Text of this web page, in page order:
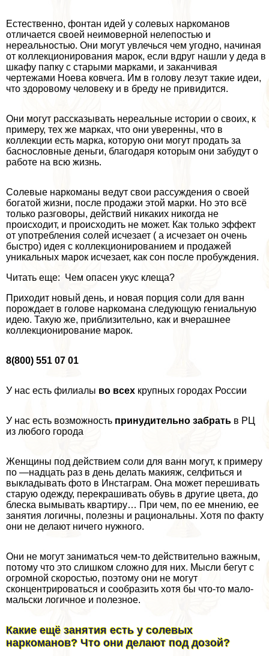
Естественно, фонтан идей у солевых наркоманов
отличается своей неимоверной нелепостью и
нереальностью. Они могут увлечься чем угодно, начиная
от коллекционирования марок, если вдруг нашли у деда в
шкафу папку с старыми марками, и заканчивая
чертежами Ноева ковчега. Им в голову лезут такие идеи,
что здоровому человеку и в бреду не привидится.
Они могут рассказывать нереальные истории о своих, к
примеру, тех же марках, что они уверенны, что в
коллекции есть марка, которую они могут продать за
баснословные деньги, благодаря которым они забудут о
работе на всю жизнь.
Солевые наркоманы ведут свои рассуждения о своей
богатой жизни, после продажи этой марки. Но это всё
только разговоры, действий никаких никогда не
происходит, и происходить не может. Как только эффект
от употрeбления солей исчезает ( а исчезает он очень
быстро) идея с коллекционированием и продажей
уникальных марок исчезает, как сон после пробуждения.
Читать еще: Чем опасен укус клеща?
Приходит новый день, и новая порция соли для ванн
порождает в голове наркомана следующую гениальную
идею. Такую же, приблизительно, как и вчерашнее
коллекционирование марок.
8(800) 551 07 01
У нас есть филиалы во всех крупных городах России
У нас есть возможность принудительно забрать в РЦ
из любого города
Женщины под действием соли для ванн могут, к примеру
по —надцать раз в день делать макияж, селфиться и
выкладывать фото в Инстаграм. Она может перешивать
старую одежду, перекрашивать обувь в другие цвета, до
блеска вымывать квартиру… При чем, по ее мнению, ее
занятия логичны, полезны и рациональны. Хотя по факту
они не делают ничего нужного.
Они не могут заниматься чем-то действительно важным,
потому что это слишком сложно для них. Мысли бегут с
огромной скоростью, поэтому они не могут
сконцентрироваться и сообразить хотя бы что-то мало-
мальски логичное и полезное.
Какие ещё занятия есть у солевых
наркоманов? Что они делают под дозой?